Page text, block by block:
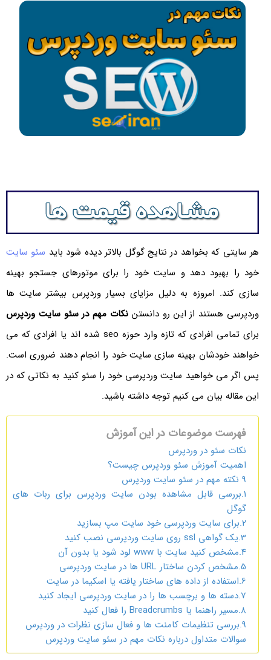
هر سایتی که بخواهد در نتایج گوگل بالاتر دیده شود باید سئو سایت
خود را بهبود دهد و سایت خود را برای موتورهای جستجو بهینه
سازی کند. امروزه به دلیل مزایای بسیار وردپرس بیشتر سایت ها
وردپرسی هستند از این رو دانستننکات مهم در سئو سایت وردپرس
برای تمامی افرادی که تازه وارد حوزه seo شده اند یا افرادی که می
خواهند خودشان بهینه سازی سایت خود را انجام دهند ضروری است.
پس اگر می خواهید سایت وردپرسی خود را سئو کنید به نکاتی که در
این مقاله بیان می کنیم توجه داشته باشید.
فهرست موضوعات در این آموزش
نکات سئو در وردپرس
اهمیت آموزش سئو وردپرس چیست؟
1.بررسی قابل مشاهده بودن سایت وردپرس برای ربات های
گوگل
2.برای سایت وردپرسی خود سایت مپ بسازید
3.یک گواهی ssl روی سایت وردپرسی نصب کنید
4.مشخص کنید سایت با www لود شود یا بدون آن
5.مشخص کردن ساختار URL ها در سایت وردپرسی
6.استفاده از داده های ساختار یافته یا اسکیما در سایت
7.دسته ها و برچسب ها را در سایت وردپرسی ایجاد کنید
8.مسیر راهنما یا Breadcrumbs را فعال کنید
سوالات متداول درباره نکات مهم در سئو سایت وردپرس